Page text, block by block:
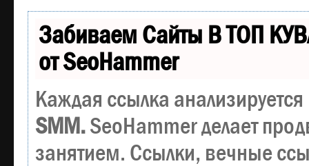
Забиваем Сайты В ТОП
от SeoHammer
Каждая ссылка
SMM.SeoHammer делает
занятием. Ссылки, вечные